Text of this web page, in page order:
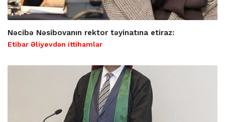
Nəcibə Nəsibovanın rektor təyinatına etiraz:
Etibar Əliyevdən ittihamlar